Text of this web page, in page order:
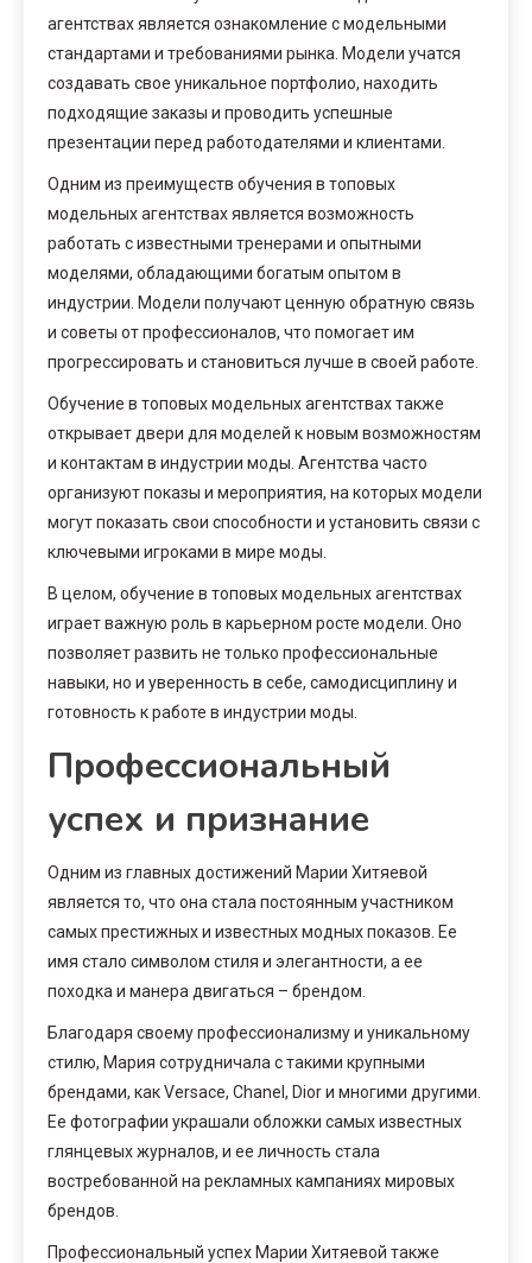
агентствах является ознакомление с модельными
стандартами и требованиями рынка. Модели учатся
создавать свое уникальное портфолио, находить
подходящие заказы и проводить успешные
презентации перед работодателями и клиентами.
Одним из преимуществ обучения в топовых
модельных агентствах является возможность
работать с известными тренерами и опытными
моделями, обладающими богатым опытом в
индустрии. Модели получают ценную обратную связь
и советы от профессионалов, что помогает им
прогрессировать и становиться лучше в своей работе.
Обучение в топовых модельных агентствах также
открывает двери для моделей к новым возможностям
и контактам в индустрии моды. Агентства часто
организуют показы и мероприятия, на которых модели
могут показать свои способности и установить связи с
ключевыми игроками в мире моды.
В целом, обучение в топовых модельных агентствах
играет важную роль в карьерном росте модели. Оно
позволяет развить не только профессиональные
навыки, но и уверенность в себе, самодисциплину и
готовность к работе в индустрии моды.
Профессиональный
успех и признание
Одним из главных достижений Марии Хитяевой
является то, что она стала постоянным участником
самых престижных и известных модных показов. Ее
имя стало символом стиля и элегантности, а ее
походка и манера двигаться – брендом.
Благодаря своему профессионализму и уникальному
стилю, Мария сотрудничала с такими крупными
брендами, как Versace, Chanel, Dior и многими другими.
Ее фотографии украшали обложки самых известных
глянцевых журналов, и ее личность стала
востребованной на рекламных кампаниях мировых
брендов.
Профессиональный успех Марии Хитяевой также